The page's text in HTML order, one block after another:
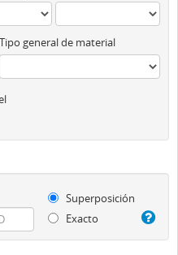
Tipo general de material
Superposición
Exacto